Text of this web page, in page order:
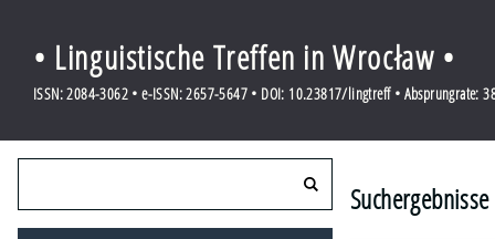
• Linguistische Treffen in Wrocław •
ISSN: 2084-3062 • e-ISSN: 2657-5647 • DOI: 10.23817/lingtreff • Absprungrate: